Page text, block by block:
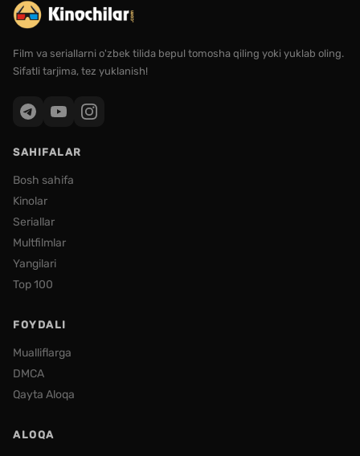
Film va seriallarni o'zbek tilida bepul tomosha qiling yoki yuklab oling.
Sifatli tarjima, tez yuklanish!
SAHIFALAR
Bosh sahifa
Kinolar
Seriallar
Multfilmlar
Yangilari
Top 100
FOYDALI
Mualliflarga
DMCA
Qayta Aloqa
ALOQA